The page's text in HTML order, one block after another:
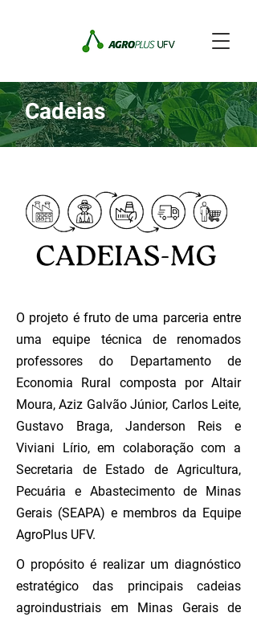
Cadeias
O projeto é fruto de uma parceria entre
uma equipe técnica de renomados
professores do Departamento de
Economia Rural composta por Altair
Moura, Aziz Galvão Júnior, Carlos Leite,
Gustavo Braga, Janderson Reis e
Viviani Lírio, em colaboração com a
Secretaria de Estado de Agricultura,
Pecuária e Abastecimento de Minas
Gerais (SEAPA) e membros da Equipe
AgroPlus UFV.
O propósito é realizar um diagnóstico
estratégico das principais cadeias
agroindustriais em Minas Gerais de